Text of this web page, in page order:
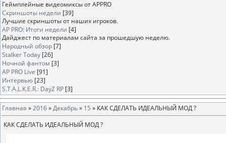
Геймплейные видеомиксы от APPRO
Скриншоты недели [39]
Лучшие скриншоты от наших игроков.
AP PRO: Итоги недели [4]
Дайджест по материалам сайта за прошедшую неделю.
Народный обзор [7]
Stalker Today [26]
Ночной фантом [3]
AP PRO Live [91]
Интервью [23]
S.T.A.L.K.E.R.: DayZ RP [3]
Главная »2016»Декабрь» 15 » КАК СДЕЛАТЬ ИДЕАЛЬНЫЙ МОД ?
КАК СДЕЛАТЬ ИДЕАЛЬНЫЙ МОД ?